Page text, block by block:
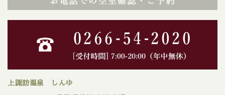
上諏訪温泉 しんゆ